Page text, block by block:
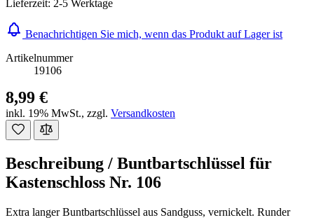
Lieferzeit: 2-5 Werktage
Benachrichtigen Sie mich, wenn das Produkt auf Lager ist
Artikelnummer
19106
8,99 €
inkl. 19% MwSt., zzgl. Versandkosten
Beschreibung / Buntbartschlüssel für
Kastenschloss Nr. 106
Extra langer Buntbartschlüssel aus Sandguss, vernickelt. Runder